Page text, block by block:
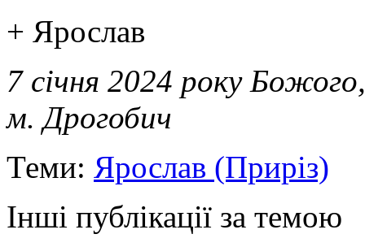
+ Ярослав
7 січня 2024 року Божого,
м. Дрогобич
Теми: Ярослав (Приріз)
Інші публікації за темою